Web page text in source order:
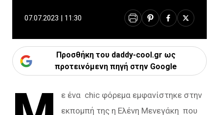
07.07.2023 | 11:30
Προσθήκη του daddy-cool.gr ως
προτεινόμενη πηγή στην Google
ε ένα chic φόρεμα εμφανίστηκε στην
εκπομπή της η Ελένη Μενεγάκη που